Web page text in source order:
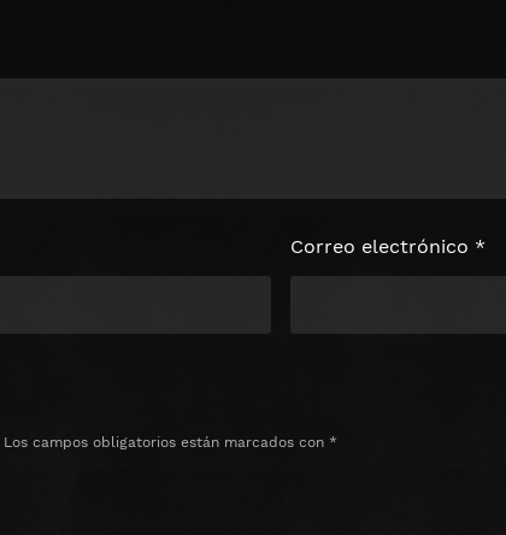
Los campos obligatorios están marcados con *
Correo electrónico *